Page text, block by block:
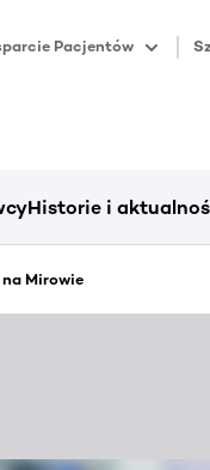
Pacjentów
Historie i
Mirowie